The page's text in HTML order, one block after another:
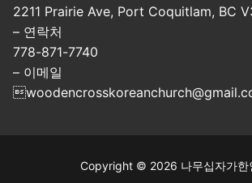
2211 Prairie Ave, Port Coquitlam, BC
– 연락처
778-871-7740
– 이메일
Copyright © 2026 나무십자가한